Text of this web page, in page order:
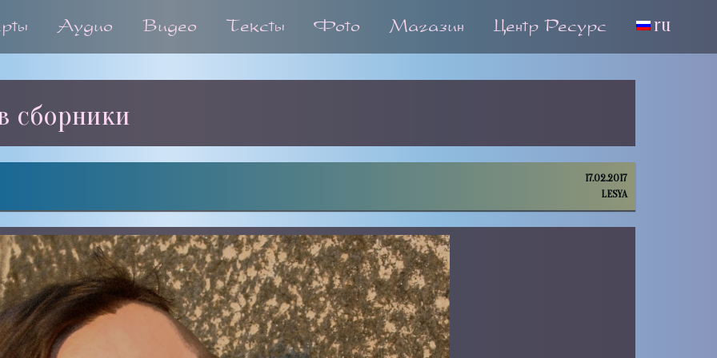
Аудио Видео Тексты Фото Магазин Центр Ресурс ru
сборники
17.02.2017
LESYA